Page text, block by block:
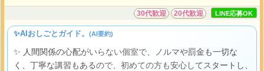
30代歓迎 20代歓迎 LINE応募OK
✨AIおしごとガイド。 (AI要約)
✨ 人間関係の心配がいらない個室で、ノルマや罰金も一切な
く、丁寧な講習もあるので、初めての方も安心してスタートし、